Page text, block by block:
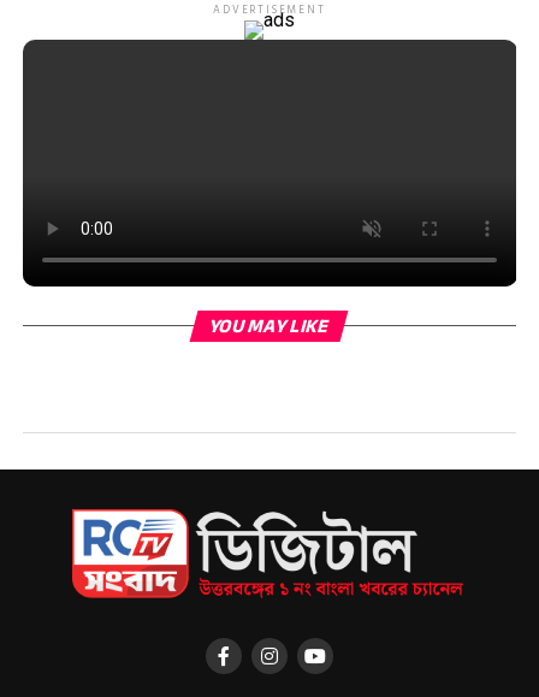
ADVERTISEMENT
YOU MAY LIKE